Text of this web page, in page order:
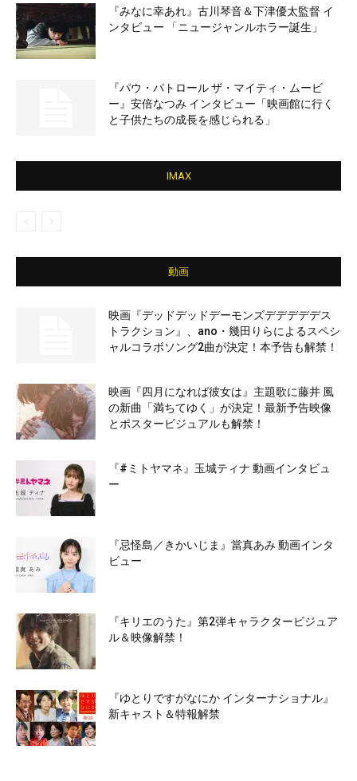
『みなに幸あれ』古川琴音＆下津優太監督 イ
ンタビュー 「ニュージャンルホラー誕生」
『パウ・パトロール ザ・マイティ・ムービ
ー』安倍なつみ インタビュー「映画館に行く
と子供たちの成長を感じられる」
IMAX
動画
映画『デッドデッドデーモンズデデデデデス
トラクション』、ano・幾田りらによるスペシ
ャルコラボソング2曲が決定！本予告も解禁！
映画『四月になれば彼女は』主題歌に藤井 風
の新曲「満ちてゆく」が決定！最新予告映像
とポスタービジュアルも解禁！
『#ミトヤマネ』玉城ティナ 動画インタビュ
ー
『忌怪島／きかいじま』當真あみ 動画インタ
ビュー
『キリエのうた』第2弾キャラクタービジュア
ル＆映像解禁！
『ゆとりですがなにか インターナショナル』
新キャスト＆特報解禁